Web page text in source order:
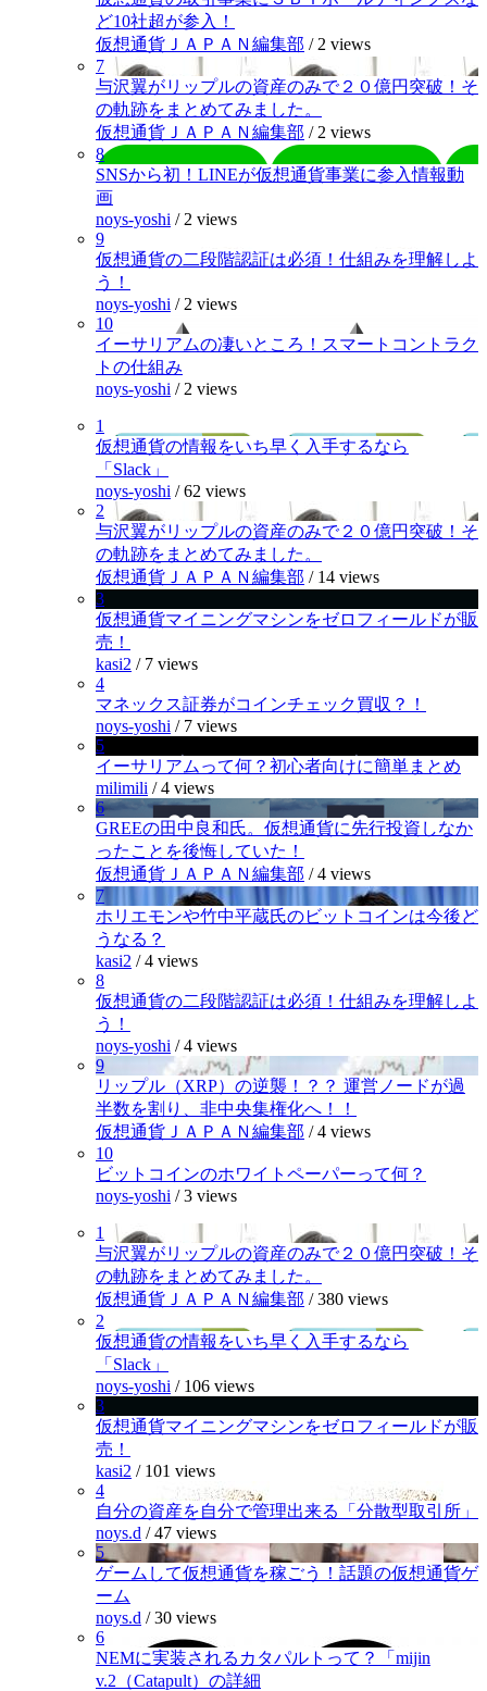
ど10社超が参入！
仮想通貨ＪＡＰＡＮ編集部 / 2 views
7
与沢翼がリップルの資産のみで２０億円突破！そ
の軌跡をまとめてみました。
仮想通貨ＪＡＰＡＮ編集部 / 2 views
8
SNSから初！LINEが仮想通貨事業に参入情報動
画
noys-yoshi / 2 views
9
仮想通貨の二段階認証は必須！仕組みを理解しよ
う！
noys-yoshi / 2 views
10
イーサリアムの凄いところ！スマートコントラク
トの仕組み
noys-yoshi / 2 views
1
仮想通貨の情報をいち早く入手するなら
「Slack」
noys-yoshi /62 views
2
与沢翼がリップルの資産のみで２０億円突破！そ
の軌跡をまとめてみました。
仮想通貨ＪＡＰＡＮ編集部 / 14 views
3
仮想通貨マイニングマシンをゼロフィールドが販
売！
kasi2 / 7 views
4
マネックス証券がコインチェック買収？！
noys-yoshi / 7 views
5
イーサリアムって何？初心者向けに簡単まとめ
milimili /4 views
6
GREEの田中良和氏。仮想通貨に先行投資しなか
ったことを後悔していた！
仮想通貨ＪＡＰＡＮ編集部 /4 views
7
ホリエモンや竹中平蔵氏のビットコインは今後ど
うなる？
kasi2 /4 views
8
仮想通貨の二段階認証は必須！仕組みを理解しよ
う！
noys-yoshi /4 views
9
リップル（XRP）の逆襲！？？ 運営ノードが過
半数を割り、非中央集権化へ！！
仮想通貨ＪＡＰＡＮ編集部 /4 views
10
ビットコインのホワイトペーパーって何？
noys-yoshi /3 views
1
与沢翼がリップルの資産のみで２０億円突破！そ
の軌跡をまとめてみました。
仮想通貨ＪＡＰＡＮ編集部 /380 views
2
仮想通貨の情報をいち早く入手するなら
「Slack」
noys-yoshi / 106 views
3
仮想通貨マイニングマシンをゼロフィールドが販
売！
kasi2 / 101 views
4
自分の資産を自分で管理出来る「分散型取引所」
noys.d /47 views
5
ゲームして仮想通貨を稼ごう！話題の仮想通貨ゲ
ーム
noys.d /30 views
6
NEMに実装されるカタパルトって？「mijin
v.2（Catapult）の詳細